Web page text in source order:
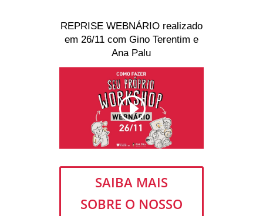
REPRISE WEBNÁRIO realizado
em 26/11 com Gino Terentim e
Ana Palu
SAIBA MAIS
SOBRE O NOSSO